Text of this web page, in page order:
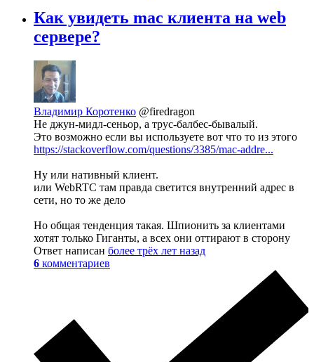
Как увидеть mac клиента на web
сервере?
Владимир Коротенко @firedragon
Не джун-мидл-сеньор, а трус-балбес-бывалый.
Это возможно если вы используете вот что то из этого
https://stackoverflow.com/questions/3385/mac-addre...
Ну или нативный клиент.
или WebRTC там правда светится внутренний адрес в
сети, но то же дело
Но общая тенденция такая. Шпионить за клиентами
хотят только Гиганты, а всех они оттирают в сторону
Ответ написан более трёх лет назад
6 комментариев